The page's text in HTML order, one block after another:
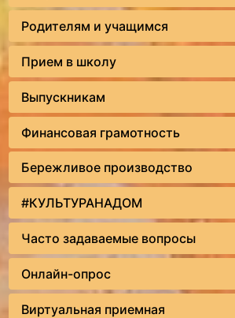
Родителям и учащимся
Прием в школу
Выпускникам
Финансовая грамотность
Бережливое производство
#КУЛЬТУРАНАДОМ
Часто задаваемые вопросы
Онлайн-опрос
Виртуальная приемная